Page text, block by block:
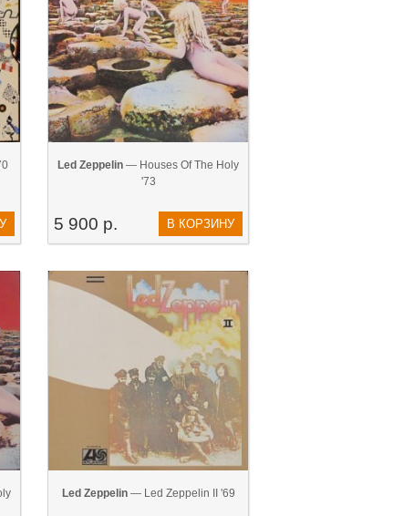
Led Zeppelin — Houses Of The Holy
'73
5 900 р. В КОРЗИНУ
Led Zeppelin— Led Zeppelin II '69